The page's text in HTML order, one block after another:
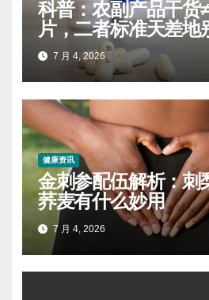
科普：农副产品干货
片，二者标准天差地
7 月 4, 2026
健康资讯
金刺参配伍解析：刺
荞麦有什么妙用
7 月 4, 2026